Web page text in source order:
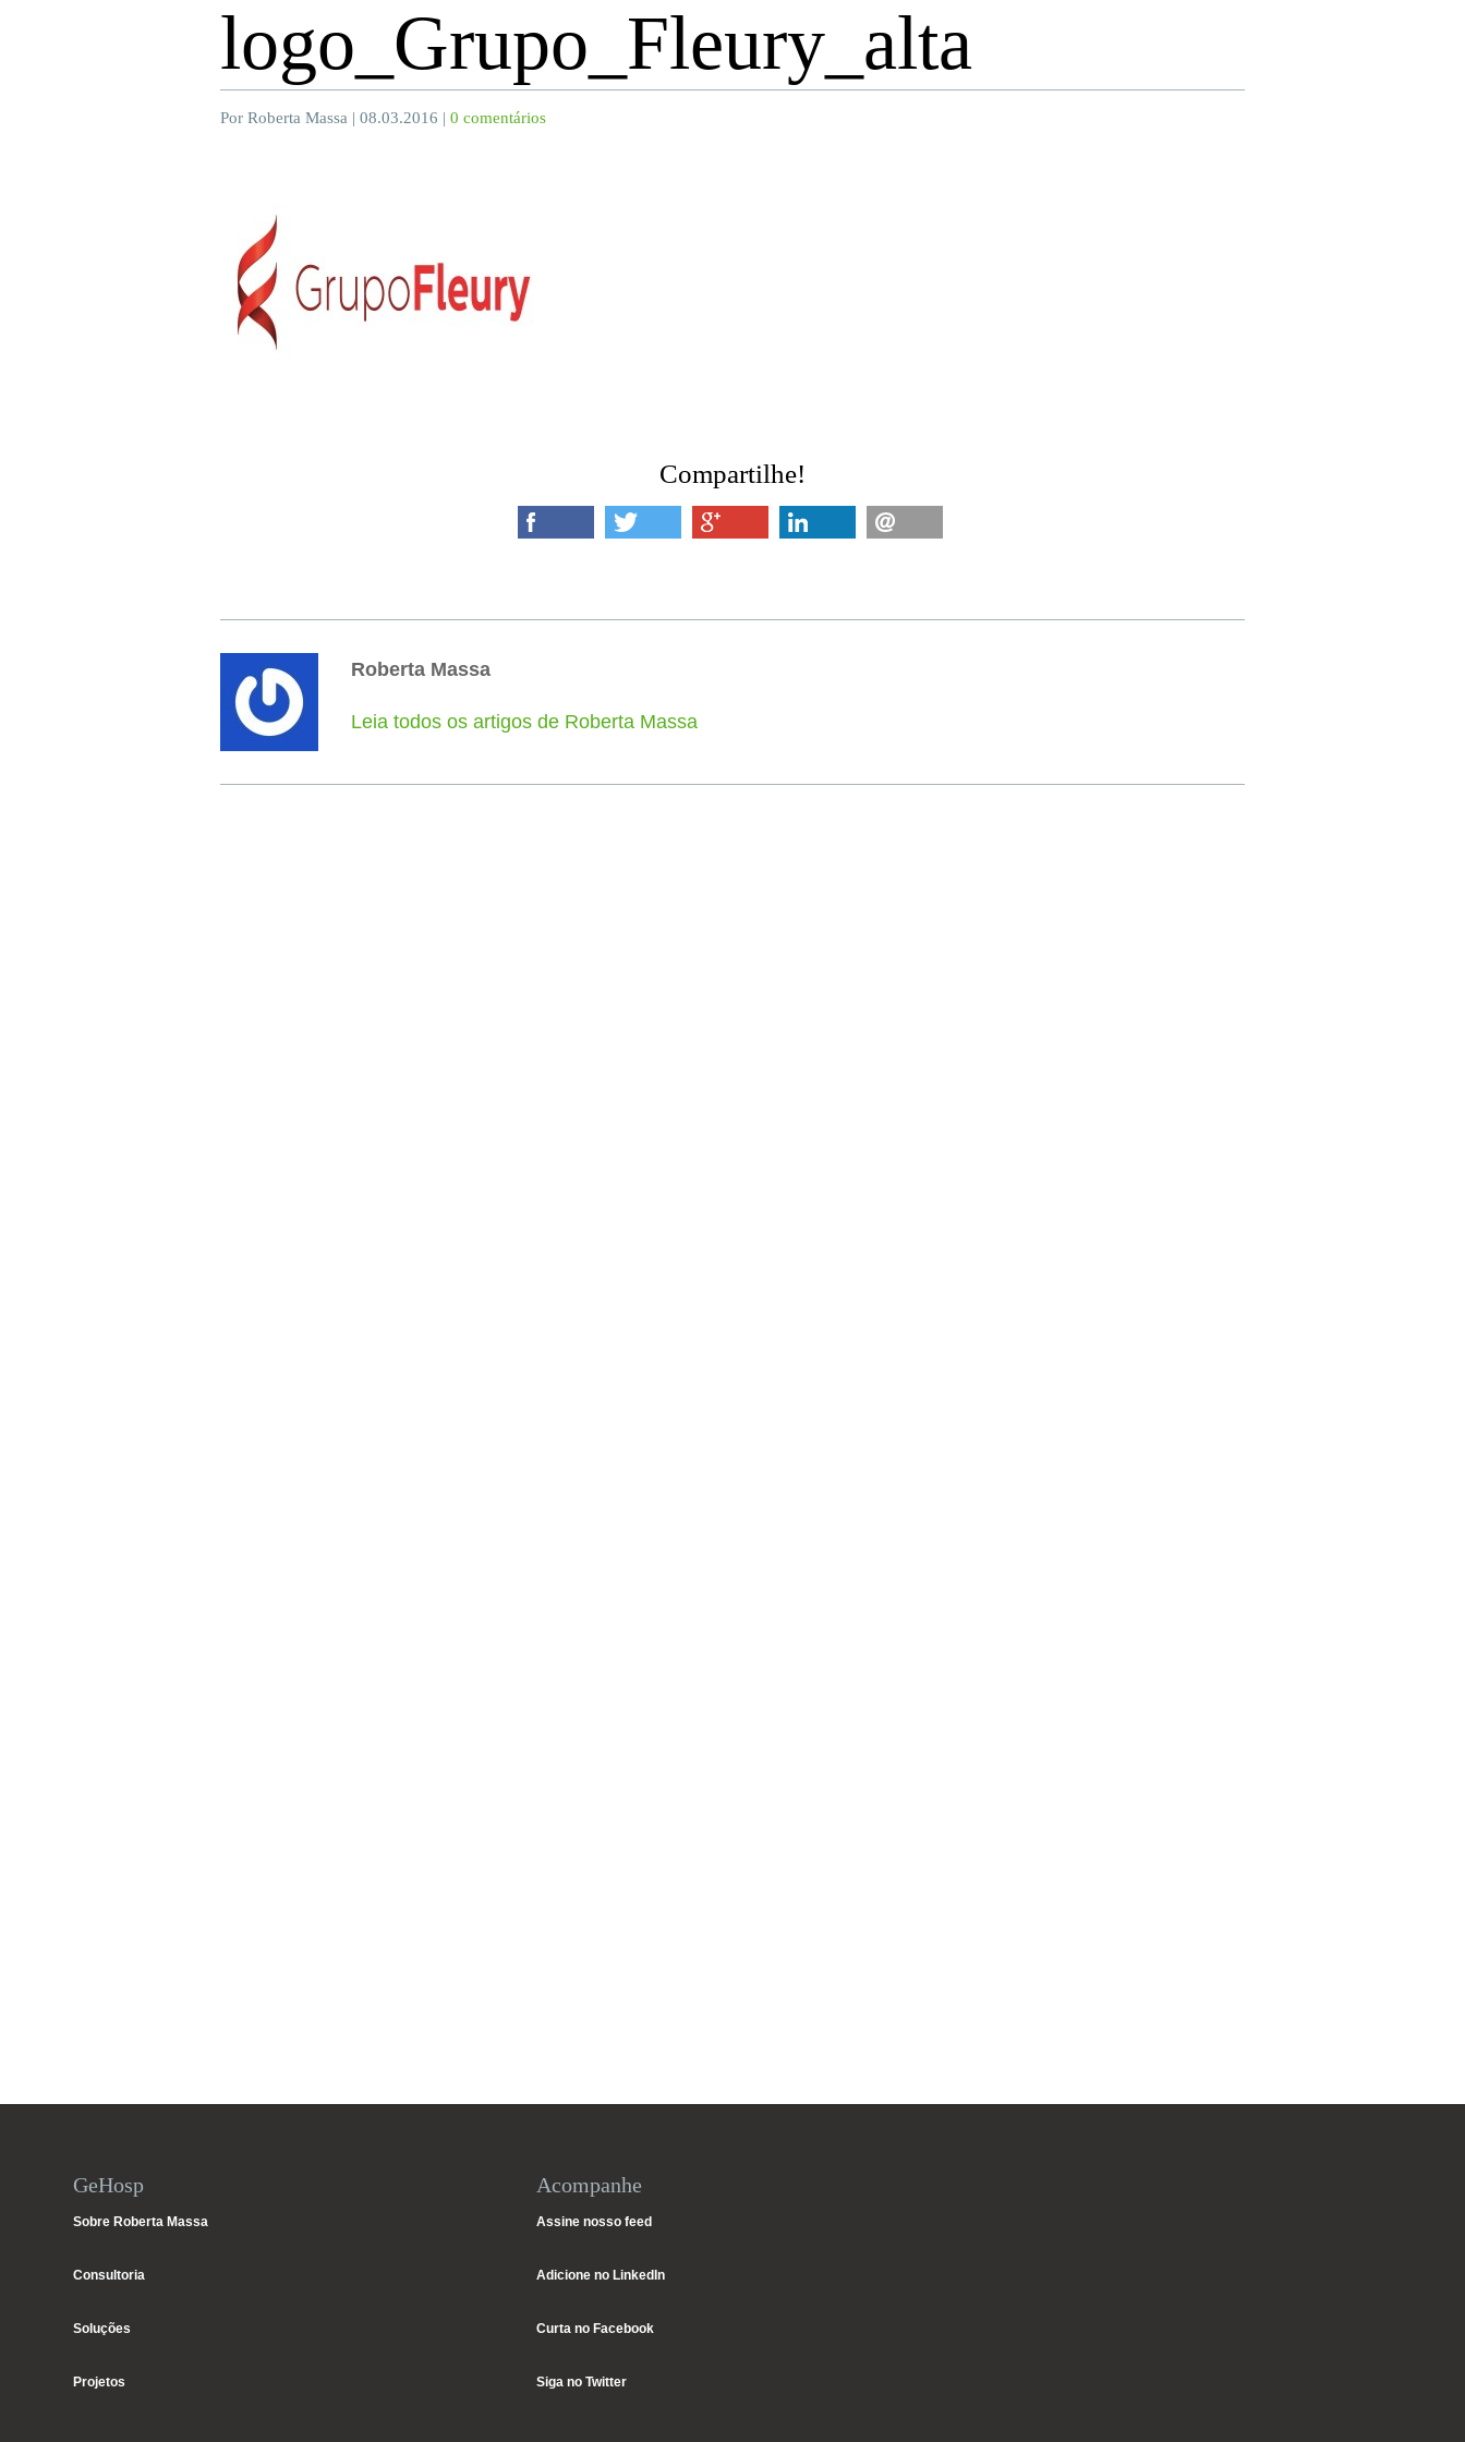
logo_Grupo_Fleury_alta
Por Roberta Massa | 08.03.2016 | 0 comentários
Compartilhe!
Roberta Massa
Leia todos os artigos de Roberta Massa
GeHosp
Sobre Roberta Massa
Consultoria
Soluções
Projetos
Acompanhe
Assine nosso feed
Adicione no LinkedIn
Curta no Facebook
Siga no Twitter